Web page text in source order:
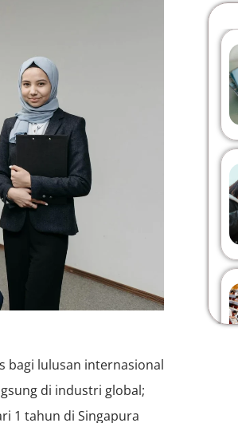
bagi lulusan internasional
di industri global;
1 tahun di Singapura